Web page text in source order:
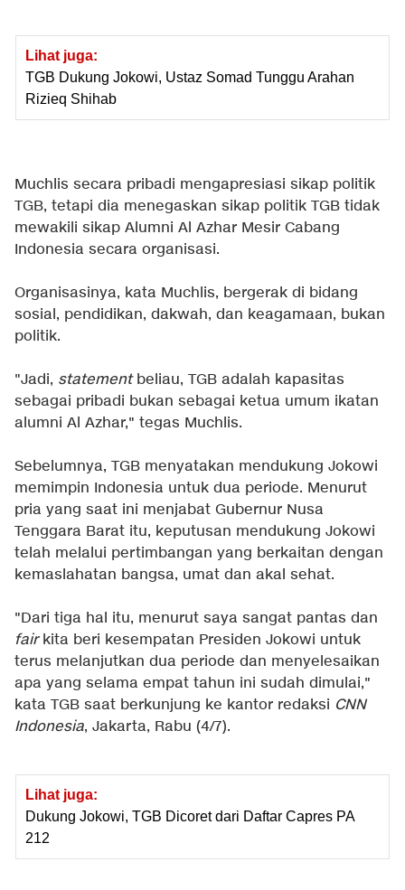
Lihat juga:
TGB Dukung Jokowi, Ustaz Somad Tunggu Arahan
Rizieq Shihab
Muchlis secara pribadi mengapresiasi sikap politik
TGB, tetapi dia menegaskan sikap politik TGB tidak
mewakili sikap Alumni Al Azhar Mesir Cabang
Indonesia secara organisasi.
Organisasinya, kata Muchlis, bergerak di bidang
sosial, pendidikan, dakwah, dan keagamaan, bukan
politik.
"Jadi, statementbeliau, TGB adalah kapasitas
sebagai pribadi bukan sebagai ketua umum ikatan
alumni Al Azhar," tegas Muchlis.
Sebelumnya, TGB menyatakan mendukung Jokowi
memimpin Indonesia untuk dua periode. Menurut
pria yang saat ini menjabat Gubernur Nusa
Tenggara Barat itu, keputusan mendukung Jokowi
telah melalui pertimbangan yang berkaitan dengan
kemaslahatan bangsa, umat dan akal sehat.
"Dari tiga hal itu, menurut saya sangat pantas dan
fairkita beri kesempatan Presiden Jokowi untuk
terus melanjutkan dua periode dan menyelesaikan
apa yang selama empat tahun ini sudah dimulai,"
kata TGB saat berkunjung ke kantor redaksi CNN
Indonesia, Jakarta, Rabu (4/7).
Lihat juga:
Dukung Jokowi, TGB Dicoret dari Daftar Capres PA
212